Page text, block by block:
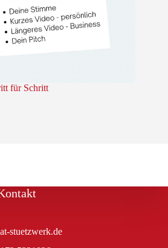
für Schritt
stuetzwerk.de